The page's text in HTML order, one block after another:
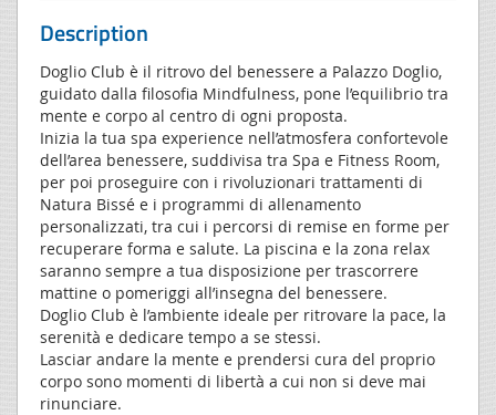
Description
Doglio Club è il ritrovo del benessere a Palazzo Doglio,
guidato dalla filosofia Mindfulness, pone l’equilibrio tra
mente e corpo al centro di ogni proposta.
Inizia la tua spa experience nell’atmosfera confortevole
dell’area benessere, suddivisa tra Spa e Fitness Room,
per poi proseguire con i rivoluzionari trattamenti di
Natura Bissé e i programmi di allenamento
personalizzati, tra cui i percorsi di remise en forme per
recuperare forma e salute. La piscina e la zona relax
saranno sempre a tua disposizione per trascorrere
mattine o pomeriggi all’insegna del benessere.
Doglio Club è l’ambiente ideale per ritrovare la pace, la
serenità e dedicare tempo a se stessi.
Lasciar andare la mente e prendersi cura del proprio
corpo sono momenti di libertà a cui non si deve mai
rinunciare.